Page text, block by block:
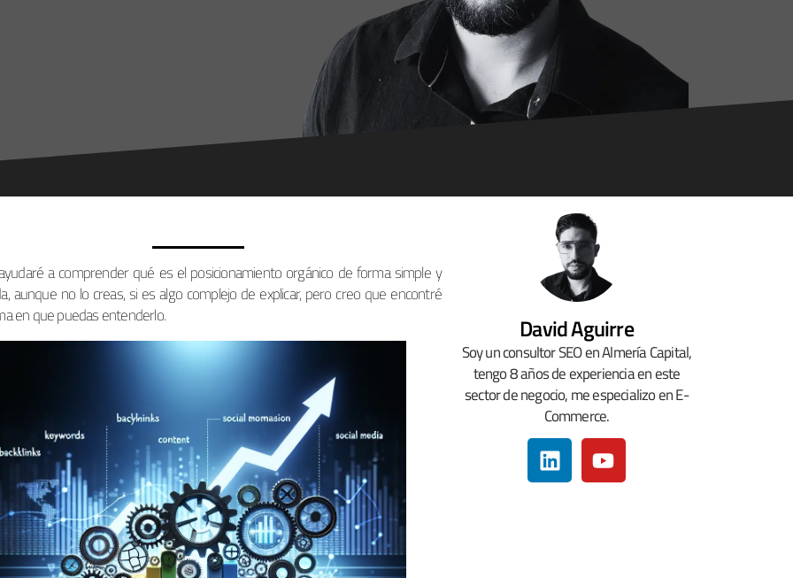
a comprender qué es el posicionamiento orgánico de forma simple y
aunque no lo creas, si es algo complejo de explicar, pero creo que encontré
en que puedas entenderlo.
David Aguirre
Soy un consultor SEO en Almería Capital,
tengo 8 años de experiencia en este
sector de negocio, me especializo en E-
Commerce.